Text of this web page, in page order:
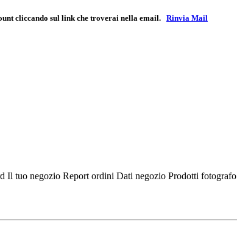
cliccando sul link che troverai nella email. Rinvia Mail
Il tuo negozio Report ordini Dati negozio Prodotti fotografo